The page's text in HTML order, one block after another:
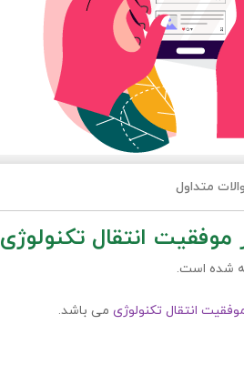
متداول
انتقال تكنولوژی
شده است.
انتقال تكنولوژی می باشد.